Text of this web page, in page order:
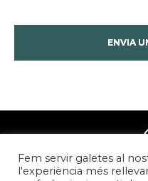
Fem servir galetes al
l'experiència més